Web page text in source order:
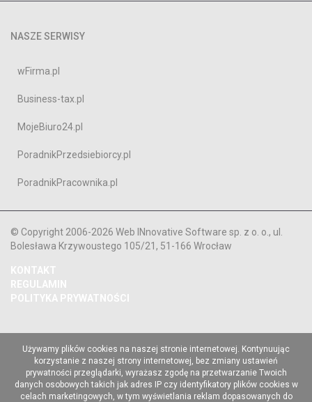
NASZE SERWISY
wFirma.pl
Business-tax.pl
MojeBiuro24.pl
PoradnikPrzedsiebiorcy.pl
PoradnikPracownika.pl
© Copyright 2006-2026 Web INnovative Software sp. z o. o., ul.
Bolesława Krzywoustego 105/21, 51-166 Wrocław
KONTAKT
REGULAMIN
POLITYKA PRYWATNOŚCI
Używamy plików cookies na naszej stronie internetowej. Kontynuując
korzystanie z naszej strony internetowej, bez zmiany ustawień
prywatności przeglądarki, wyrażasz zgodę na przetwarzanie Twoich
danych osobowych takich jak adres IP czy identyfikatory plików cookies w
celach marketingowych, w tym wyświetlania reklam dopasowanych do